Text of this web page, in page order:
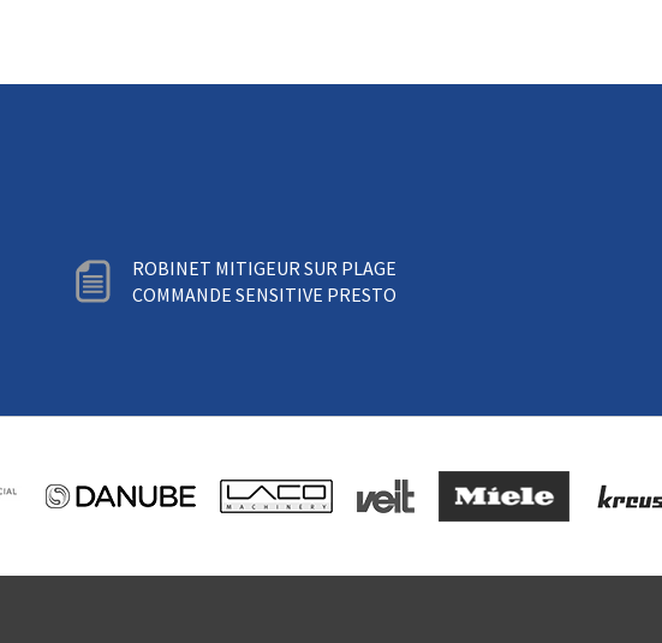
ROBINET MITIGEUR SUR PLAGE
COMMANDE SENSITIVE PRESTO